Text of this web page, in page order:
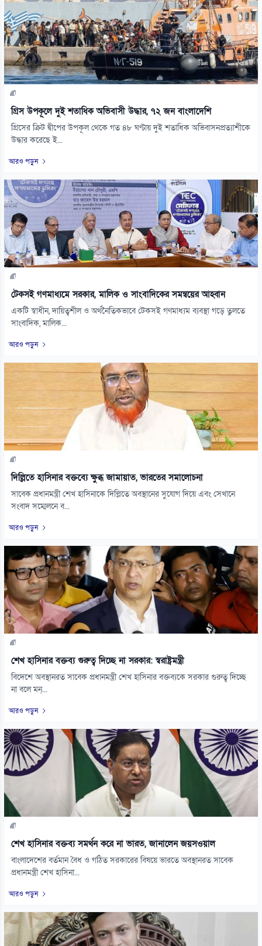
গ্রিস উপকূলে দুই শতাধিক অভিবাসী উদ্ধার, ৭২ জন বাংলাদেশি
গ্রিসের ক্রিট দ্বীপের উপকূল থেকে গত ৪৮ ঘণ্টায় দুই শতাধিক অভিবাসনপ্রত্যাশীকে
উদ্ধার করেছে ই...
আরও পড়ুন
টেকসই গণমাধ্যমে সরকার, মালিক ও সাংবাদিকের সমন্বয়ের আহ্বান
একটি স্বাধীন, দায়িত্বশীল ও অর্থনৈতিকভাবে টেকসই গণমাধ্যম ব্যবস্থা গড়ে তুলতে
সাংবাদিক, মালিক...
আরও পড়ুন
দিল্লিতে হাসিনার বক্তব্যে ক্ষুব্ধ জামায়াত, ভারতের সমালোচনা
সাবেক প্রধানমন্ত্রী শেখ হাসিনাকে দিল্লিতে অবস্থানের সুযোগ দিয়ে এবং সেখানে
সংবাদ সম্মেলনে ব...
আরও পড়ুন
শেখ হাসিনার বক্তব্য গুরুত্ব দিচ্ছে না সরকার: স্বরাষ্ট্রমন্ত্রী
বিদেশে অবস্থানরত সাবেক প্রধানমন্ত্রী শেখ হাসিনার বক্তব্যকে সরকার গুরুত্ব দিচ্ছে
না বলে মন্...
আরও পড়ুন
শেখ হাসিনার বক্তব্য সমর্থন করে না ভারত, জানালেন জয়সওয়াল
বাংলাদেশের বর্তমান বৈধ ও গঠিত সরকারের বিষয়ে ভারতে অবস্থানরত সাবেক
প্রধানমন্ত্রী শেখ হাসিনা...
আরও পড়ুন